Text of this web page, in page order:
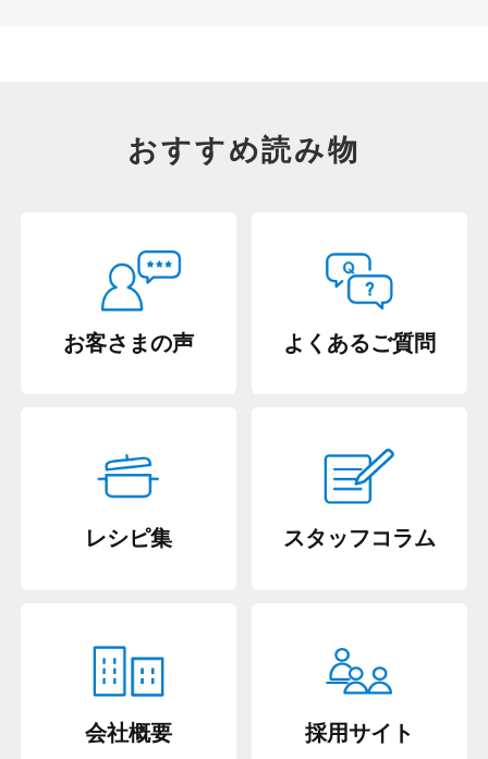
おすすめ読み物
お客さまの声 よくあるご質問
レシピ集 スタッフコラム
会社概要 採用サイト